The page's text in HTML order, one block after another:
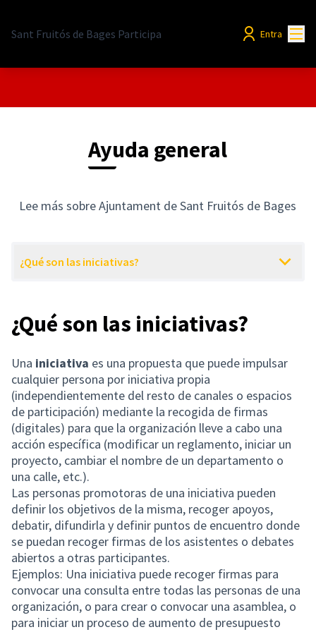
Sant Fruitós de Bages Participa Entra
Ayuda general
Lee más sobre Ajuntament de Sant Fruitós de Bages
¿Qué son las iniciativas?
¿Qué son las iniciativas?
Una iniciativa es una propuesta que puede impulsar
cualquier persona por iniciativa propia
(independientemente del resto de canales o espacios
de participación) mediante la recogida de firmas
(digitales) para que la organización lleve a cabo una
acción específica (modificar un reglamento, iniciar un
proyecto, cambiar el nombre de un departamento o
una calle, etc.).
Las personas promotoras de una iniciativa pueden
definir los objetivos de la misma, recoger apoyos,
debatir, difundirla y definir puntos de encuentro donde
se puedan recoger firmas de los asistentes o debates
abiertos a otras participantes.
Ejemplos: Una iniciativa puede recoger firmas para
convocar una consulta entre todas las personas de una
organización, o para crear o convocar una asamblea, o
para iniciar un proceso de aumento de presupuesto